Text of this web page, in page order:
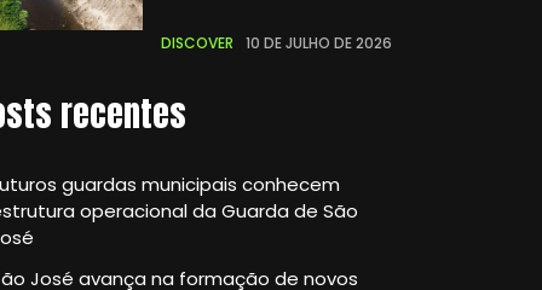
DISCOVER 10 DE JULHO DE 2026
recentes
guardas municipais conhecem
operacional da Guarda de São
José avança na formação de novos